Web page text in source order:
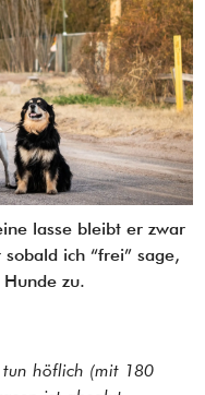
lasse bleibt er zwar
ich “frei” sage,
zu.
tun höflich (mit 180